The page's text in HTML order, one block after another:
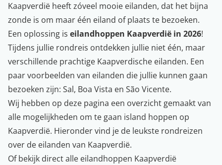
Kaapverdië heeft zóveel mooie eilanden, dat het bijna
zonde is om maar één eiland of plaats te bezoeken.
Een oplossing is eilandhoppen Kaapverdië in 2026!
Tijdens jullie rondreis ontdekken jullie niet één, maar
verschillende prachtige Kaapverdische eilanden. Een
paar voorbeelden van eilanden die jullie kunnen gaan
bezoeken zijn: Sal, Boa Vista en São Vicente.
Wij hebben op deze pagina een overzicht gemaakt van
alle mogelijkheden om te gaan island hoppen op
Kaapverdië. Hieronder vind je de leukste rondreizen
over de eilanden van Kaapverdië.
Of bekijk direct alle eilandhoppen Kaapverdië